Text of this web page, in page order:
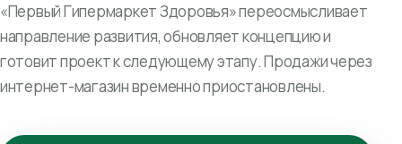
«Первый Гипермаркет Здоровья» переосмысливает
направление развития, обновляет концепцию и
готовит проект к следующему этапу. Продажи через
интернет-магазин временно приостановлены.